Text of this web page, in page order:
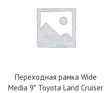
Переходная рамка Wide
Media 9″ Toyota Land Cruiser